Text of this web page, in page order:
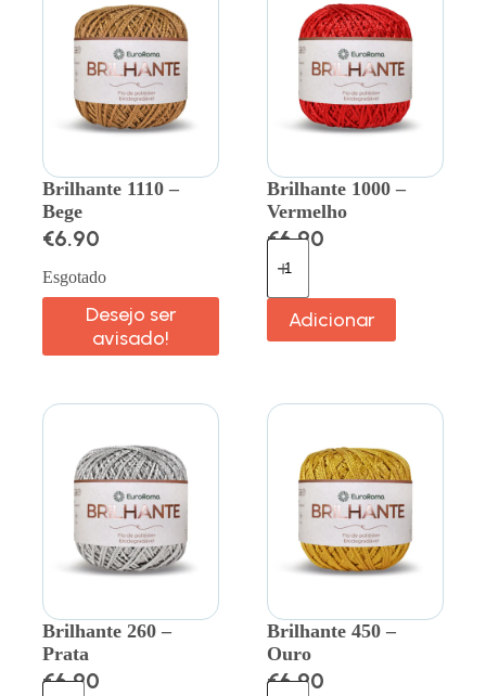
Brilhante 1110 –
Bege
€6.90
Esgotado
Desejo ser
avisado!
Brilhante 1000 –
Vermelho
€6.90
Adicionar
Brilhante 260 –
Prata
€6.90
Brilhante 450 –
Ouro
€6.90